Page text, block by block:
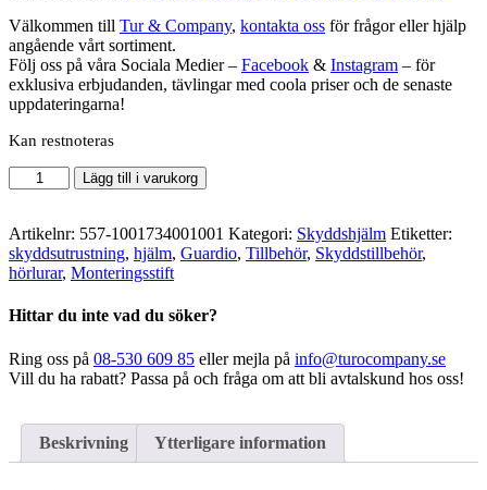
Välkommen till Tur & Company, kontakta oss för frågor eller hjälp
angående vårt sortiment.
Följ oss på våra Sociala Medier – Facebook & Instagram – för
exklusiva erbjudanden, tävlingar med coola priser och de senaste
uppdateringarna!
Kan restnoteras
Guardio
-
Till
Hjälm
mängd
Lägg till i varukorg
Artikelnr: 557-1001734001001 Kategori: Skyddshjälm Etiketter:
skyddsutrustning, hjälm, Guardio, Tillbehör, Skyddstillbehör,
hörlurar, Monteringsstift
Hittar du inte vad du söker?
Ring oss på 08-530 609 85 eller mejla på info@turocompany.se
Vill du ha rabatt? Passa på och fråga om att bli avtalskund hos oss!
Beskrivning Ytterligare information